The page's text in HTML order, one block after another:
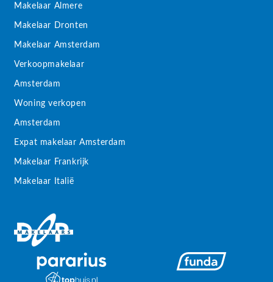
Makelaar Almere
Makelaar Dronten
Makelaar Amsterdam
Verkoopmakelaar
Amsterdam
Woning verkopen
Amsterdam
Expat makelaar Amsterdam
Makelaar Frankrijk
Makelaar Italië